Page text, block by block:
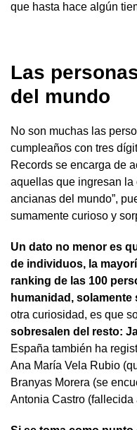
que hasta hace algún
Las
del mundo
No son muchas las
cumpleaños con tres
Records se encarga de
aquellas que ingresan la
ancianas del mundo”,
sumamente curioso y
Un dato no menor es
de individuos, la
ranking de las 100
humanidad,
otra curiosidad, es que
sobresalen del resto:
España también ha
Ana María Vela Rubio
Branyas Morera (se
Antonia Castro (fallecida